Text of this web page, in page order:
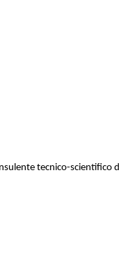
tecnico-scientifico